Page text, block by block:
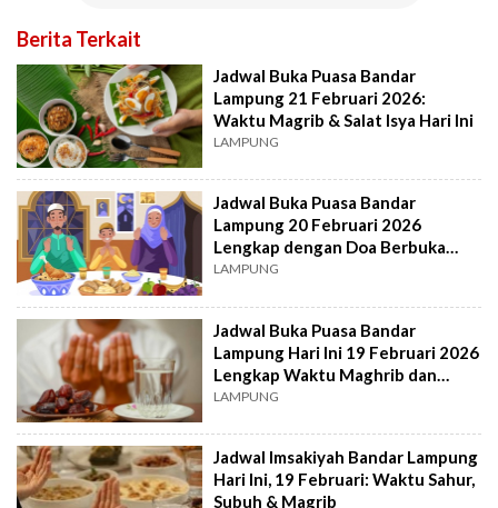
Berita Terkait
Jadwal Buka Puasa Bandar
Lampung 21 Februari 2026:
Waktu Magrib & Salat Isya Hari Ini
LAMPUNG
Jadwal Buka Puasa Bandar
Lampung 20 Februari 2026
Lengkap dengan Doa Berbuka
Hari Ini
LAMPUNG
Jadwal Buka Puasa Bandar
Lampung Hari Ini 19 Februari 2026
Lengkap Waktu Maghrib dan
Imsak
LAMPUNG
Jadwal Imsakiyah Bandar Lampung
Hari Ini, 19 Februari: Waktu Sahur,
Subuh & Magrib